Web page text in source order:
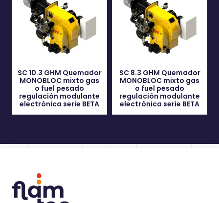
SC 10.3 GHM Quemador
MONOBLOC mixto gas
o fuel pesado
regulación modulante
electrónica serie BETA
SC 8.3 GHM Quemador
MONOBLOC mixto gas
o fuel pesado
regulación modulante
electrónica serie BETA